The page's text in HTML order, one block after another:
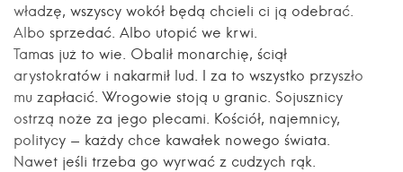
władzę, wszyscy wokół będą chcieli ci ją odebrać.
Albo sprzedać. Albo utopić we krwi.
Tamas już to wie. Obalił monarchię, ściął
arystokratów i nakarmił lud. I za to wszystko przyszło
mu zapłacić. Wrogowie stoją u granic. Sojusznicy
ostrzą noże za jego plecami. Kościół, najemnicy,
politycy - każdy chce kawałek nowego świata.
Nawet jeśli trzeba go wyrwać z cudzych rąk.